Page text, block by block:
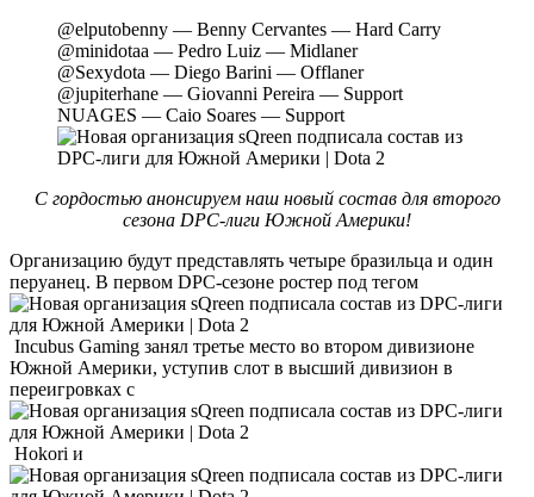
@elputobenny — Benny Cervantes — Hard Carry
@minidotaa — Pedro Luiz — Midlaner
@Sexydota — Diego Barini — Offlaner
@jupiterhane — Giovanni Pereira — Support
NUAGES — Caio Soares — Support
С гордостью анонсируем наш новый состав для второго
сезона DPC-лиги Южной Америки!
Организацию будут представлять четыре бразильца и один
перуанец. В первом DPC-сезоне ростер под тегом
Incubus Gaming занял третье место во втором дивизионе
Южной Америки, уступив слот в высший дивизион в
переигровках с
Hokori и